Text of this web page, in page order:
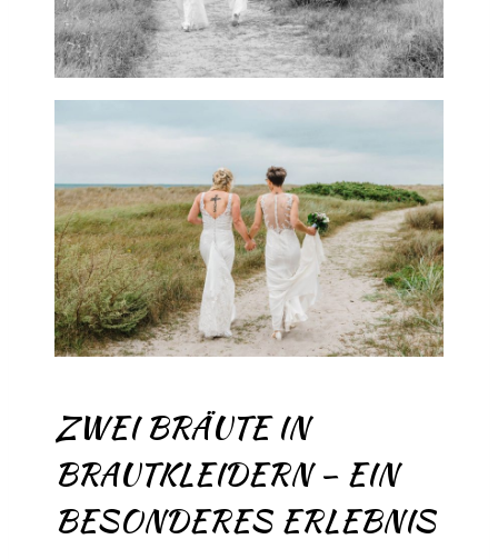
ZWEI BRÄUTE IN
BRAUTKLEIDERN – EIN
BESONDERES ERLEBNIS